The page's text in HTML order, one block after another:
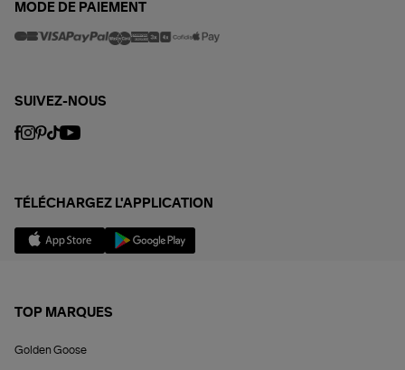
MODE DE PAIEMENT
SUIVEZ-NOUS
TÉLÉCHARGEZ L'APPLICATION
TOP MARQUES
Golden Goose